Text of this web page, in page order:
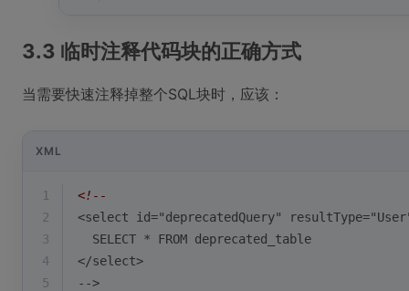
3.3 临时注释代码块的正确方式
当需要快速注释掉整个SQL块时，应该：
XML
1
<!--
2
<select id="deprecatedQuery"
3
  SELECT * FROM deprecated_table
4
</select>
5
-->